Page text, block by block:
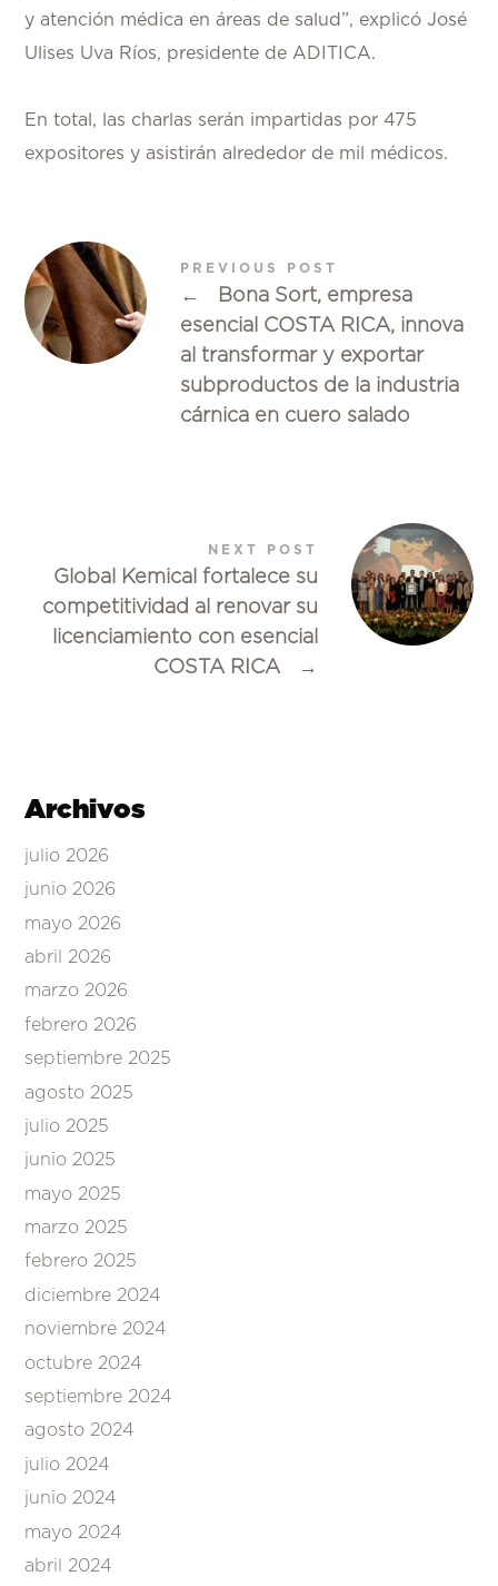
y atención médica en áreas de salud”, explicó José
Ulises Uva Ríos, presidente de ADITICA.
En total, las charlas serán impartidas por 475
expositores y asistirán alrededor de mil médicos.
PREVIOUS POST
←
Bona Sort, empresa
esencial COSTA RICA, innova
al transformar y exportar
subproductos de la industria
cárnica en cuero salado
NEXT POST
Global Kemical fortalece su
competitividad al renovar su
licenciamiento con esencial
COSTA RICA
→
Archivos
julio 2026
junio 2026
mayo 2026
abril 2026
marzo 2026
febrero 2026
septiembre 2025
agosto 2025
julio 2025
junio 2025
mayo 2025
marzo 2025
febrero 2025
diciembre 2024
noviembre 2024
octubre 2024
septiembre 2024
agosto 2024
julio 2024
junio 2024
mayo 2024
abril 2024